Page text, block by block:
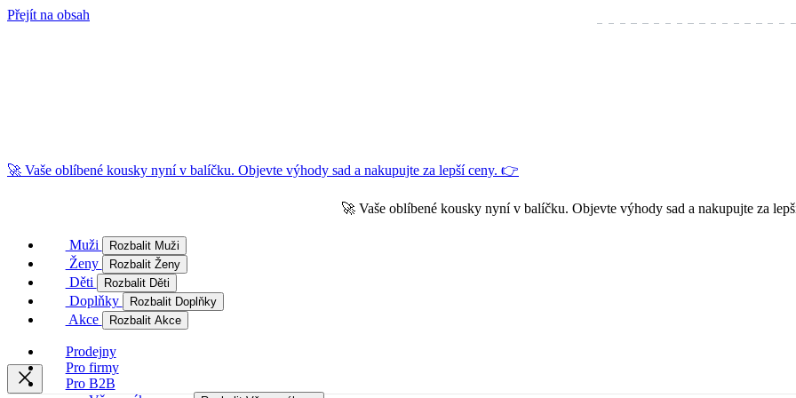
Přejít na obsah
🚀 Vaše oblíbené kousky nyní v balíčku. Objevte výhody sad a nakupujte za lepší ceny. 👉
🚀 Vaše oblíbené kousky nyní v balíčku. Objevte výhody sad a nakupujte za
Muži Rozbalit Muži
Ženy Rozbalit Ženy
Děti Rozbalit Děti
Doplňky Rozbalit Doplňky
Akce Rozbalit Akce
Prodejny
Pro firmy
Pro B2B